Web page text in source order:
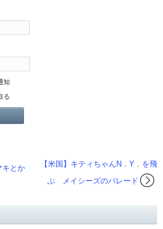
知
る
【米国】キティちゃんN．Y．を飛
ぶ メイシーズのパレード
キとか